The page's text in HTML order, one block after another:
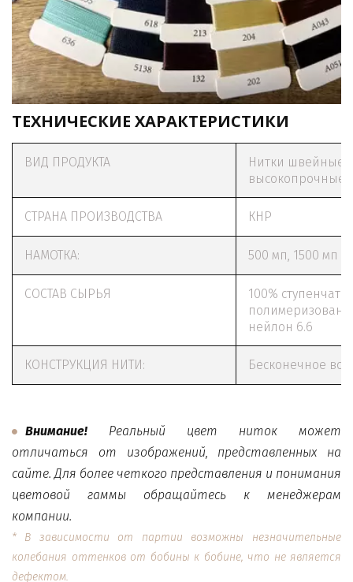
ТЕХНИЧЕСКИЕ ХАРАКТЕРИСТИКИ
ВИД ПРОДУКТА
Нитки швейные
высокопрочные
СТРАНА ПРОИЗВОДСТВА КНР
НАМОТКА: 500 мп, 1500 мп
СОСТАВ СЫРЬЯ
100% ступенчато
нейлон 6.6
КОНСТРУКЦИЯ НИТИ: Бесконечное
Внимание! Реальный цвет ниток может
отличаться от изображений, представленных на
сайте. Для более четкого представления и понимания
цветовой гаммы обращайтесь к менеджерам
компании.
* В зависимости от партии возможны незначительные
колебания оттенков от бобины к бобине, что не является
дефектом.